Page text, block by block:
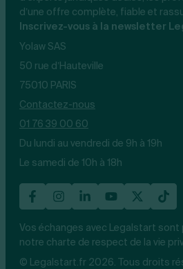
d’une offre complète, fiable et
Inscrivez-vous à la newsletter
Yolaw SAS
50 rue d’Hauteville
75010 PARIS
Contactez-nous
01 76 39 00 60
Du lundi au vendredi de 9h à 19h
Le samedi de 10h à 18h
Vos échanges avec Legalstart
notre charte de respect de la vie
© Legalstart.fr 2026. Tous droits